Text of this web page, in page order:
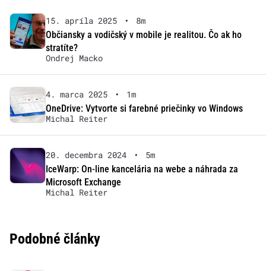
15. apríla 2025 •
8m
Občiansky a vodičský v mobile je realitou. Čo ak ho
stratíte?
Ondrej Macko
4. marca 2025 •
1m
OneDrive: Vytvorte si farebné priečinky vo Windows
Michal Reiter
20. decembra 2024 •
5m
IceWarp: On-line kancelária na webe a náhrada za
Microsoft Exchange
Michal Reiter
Podobné články